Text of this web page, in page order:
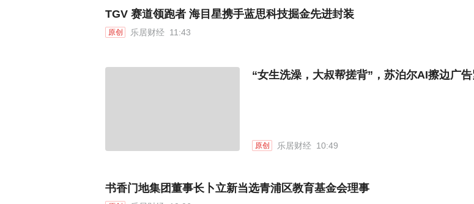
TGV 赛道领跑者 海目星携手蓝思科技掘金先进封装
原创 乐居财经 11:43
“女生洗澡，大叔帮搓背”，苏泊尔AI擦边广
原创 乐居财经 10:49
书香门地集团董事长卜立新当选青浦区教育基金会理事